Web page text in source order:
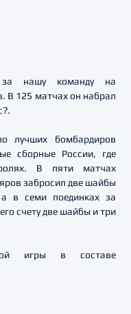
за нашу команду на
В 125 матчах он набрал
лучших бомбардиров
сборные России, где
В пяти матчах
забросил две шайбы
в семи поединках за
счету две шайбы и три
игры в составе